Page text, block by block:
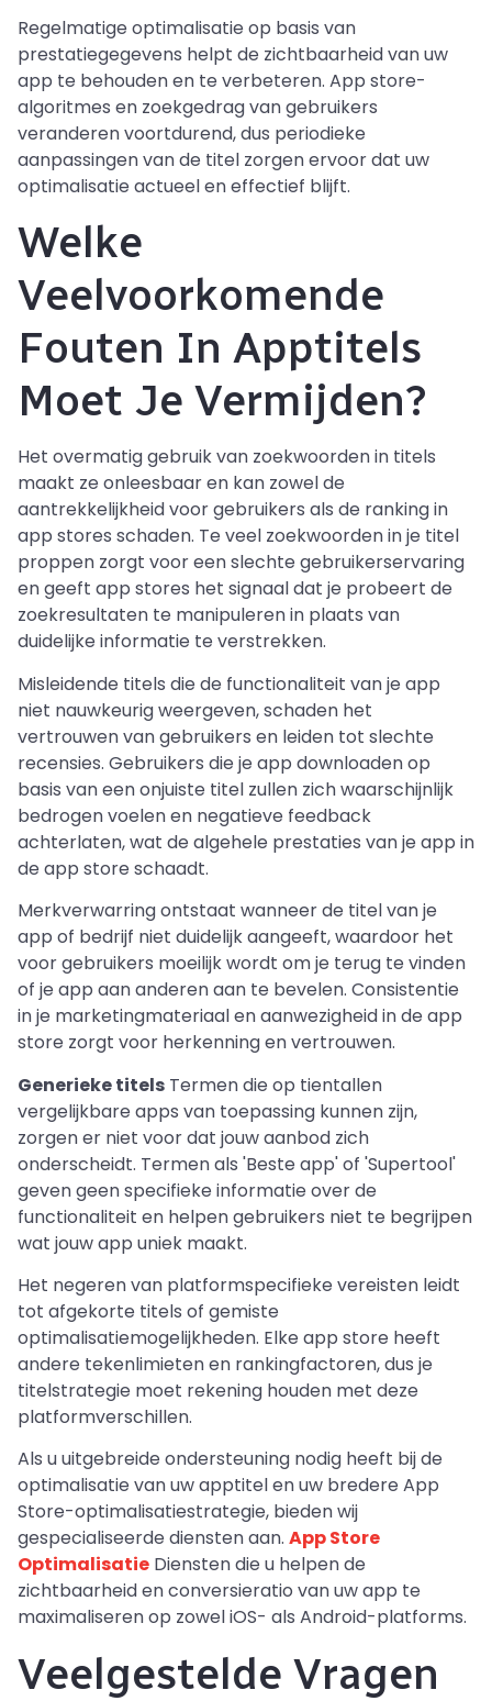
Regelmatige optimalisatie op basis van
prestatiegegevens helpt de zichtbaarheid van uw
app te behouden en te verbeteren. App store-
algoritmes en zoekgedrag van gebruikers
veranderen voortdurend, dus periodieke
aanpassingen van de titel zorgen ervoor dat uw
optimalisatie actueel en effectief blijft.
Welke
Veelvoorkomende
Fouten In Apptitels
Moet Je Vermijden?
Het overmatig gebruik van zoekwoorden in titels
maakt ze onleesbaar en kan zowel de
aantrekkelijkheid voor gebruikers als de ranking in
app stores schaden. Te veel zoekwoorden in je titel
proppen zorgt voor een slechte gebruikerservaring
en geeft app stores het signaal dat je probeert de
zoekresultaten te manipuleren in plaats van
duidelijke informatie te verstrekken.
Misleidende titels die de functionaliteit van je app
niet nauwkeurig weergeven, schaden het
vertrouwen van gebruikers en leiden tot slechte
recensies. Gebruikers die je app downloaden op
basis van een onjuiste titel zullen zich waarschijnlijk
bedrogen voelen en negatieve feedback
achterlaten, wat de algehele prestaties van je app in
de app store schaadt.
Merkverwarring ontstaat wanneer de titel van je
app of bedrijf niet duidelijk aangeeft, waardoor het
voor gebruikers moeilijk wordt om je terug te vinden
of je app aan anderen aan te bevelen. Consistentie
in je marketingmateriaal en aanwezigheid in de app
store zorgt voor herkenning en vertrouwen.
Generieke titels Termen die op tientallen
vergelijkbare apps van toepassing kunnen zijn,
zorgen er niet voor dat jouw aanbod zich
onderscheidt. Termen als 'Beste app' of 'Supertool'
geven geen specifieke informatie over de
functionaliteit en helpen gebruikers niet te begrijpen
wat jouw app uniek maakt.
Het negeren van platformspecifieke vereisten leidt
tot afgekorte titels of gemiste
optimalisatiemogelijkheden. Elke app store heeft
andere tekenlimieten en rankingfactoren, dus je
titelstrategie moet rekening houden met deze
platformverschillen.
Als u uitgebreide ondersteuning nodig heeft bij de
optimalisatie van uw apptitel en uw bredere App
Store-optimalisatiestrategie, bieden wij
gespecialiseerde diensten aan. App Store
Optimalisatie Diensten die u helpen de
zichtbaarheid en conversieratio van uw app te
maximaliseren op zowel iOS- als Android-platforms.
Veelgestelde Vragen